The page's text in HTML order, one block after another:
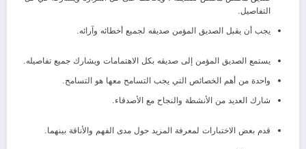
التفاصيل.
يجب أن يقبل الصديق المؤمن صديقه لجميع أخطائه وآرائه.
يستمع الصديق المؤمن إلى صديقه بكل الاهتمامات ويشارك جميع تفاصيله.
واحدة من أهم الخصائص التي يجب التسامح معها هو التسامح.
شارك العديد من الأنشطة والنجاح مع الأصدقاء.
قدم بعض الاختبارات لمعرفة المزيد حول مدى الفهم والأناقة بينهما.